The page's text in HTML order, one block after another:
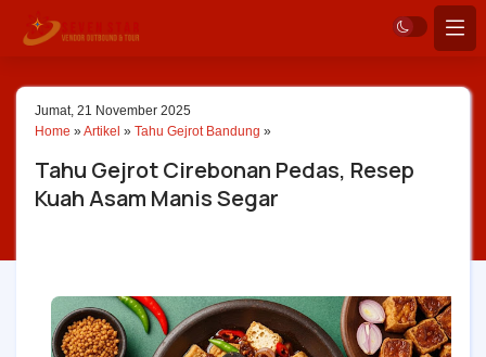
Jumat, 21 November 2025
Home »Artikel » Tahu Gejrot Bandung »
Tahu Gejrot Cirebonan Pedas, Resep
Kuah Asam Manis Segar